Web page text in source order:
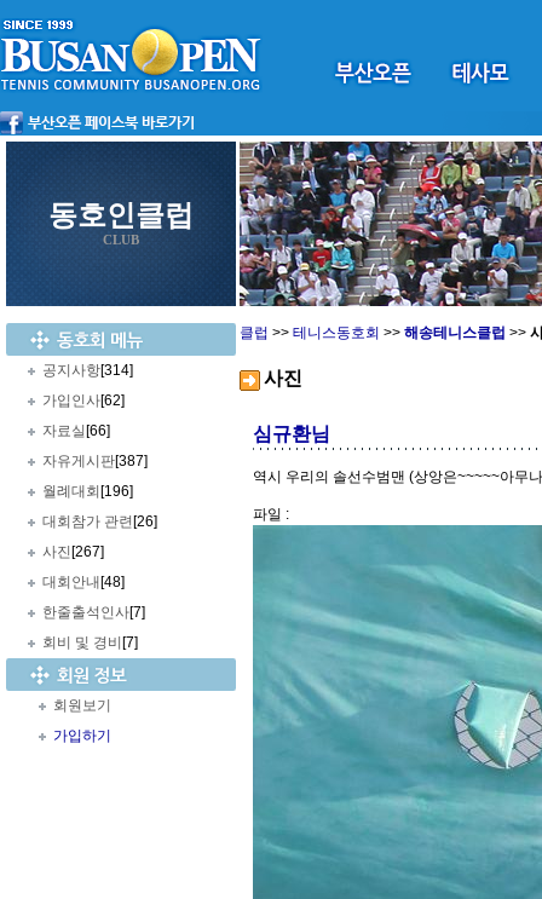
동호인클럽
CLUB
공지사항[314]
가입인사[62]
자료실 [66]
자유게시판[387]
월례대회 [196]
대회참가 관련 [26]
사진 [267]
대회안내 [48]
한줄출석인사[7]
회비 및 경비 [7]
회원보기
가입하기
클럽 >> 테니스동호회 >> 해송테니스클럽 >>
사진
심규환님
역시 우리의 솔선수범맨 (상앙은~~~~~아무
파일 :